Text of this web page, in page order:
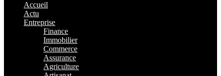
Accueil
Actu
Entreprise
Finance
Immobilier
Commerce
Assurance
Agriculture